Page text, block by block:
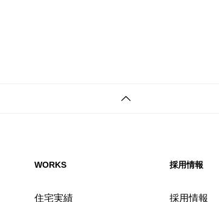
WORKS
住宅実績
採用情報
採用情報